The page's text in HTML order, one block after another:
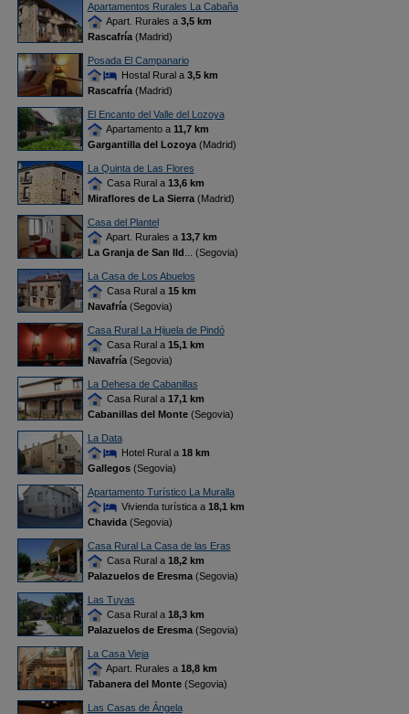
Apartamentos Rurales La Cabaña
Apart. Rurales a 3,5 km
Rascafría(Madrid)
Posada El Campanario
Hostal Rural a 3,5 km
Rascafría(Madrid)
El Encanto del Valle del Lozoya
Apartamento a 11,7 km
Gargantilla del Lozoya(Madrid)
La Quinta de Las Flores
Casa Rural a 13,6 km
Miraflores de La Sierra(Madrid)
Casa del Plantel
Apart. Rurales a 13,7 km
La Granja de San Ild ... (Segovia)
La Casa de Los Abuelos
Casa Rural a 15 km
Navafría(Segovia)
Casa Rural La Hijuela de Pindó
Casa Rural a 15,1 km
Navafría(Segovia)
La Dehesa de Cabanillas
Casa Rural a 17,1 km
Cabanillas del Monte(Segovia)
La Data
Hotel Rural a 18 km
Gallegos(Segovia)
Apartamento Turístico La Muralla
Vivienda turística a 18,1 km
Chavida(Segovia)
Casa Rural La Casa de las Eras
Casa Rural a 18,2 km
Palazuelos de Eresma(Segovia)
Las Tuyas
Casa Rural a 18,3 km
Palazuelos de Eresma(Segovia)
La Casa Vieja
Apart. Rurales a 18,8 km
Tabanera del Monte(Segovia)
Las Casas de Ángela